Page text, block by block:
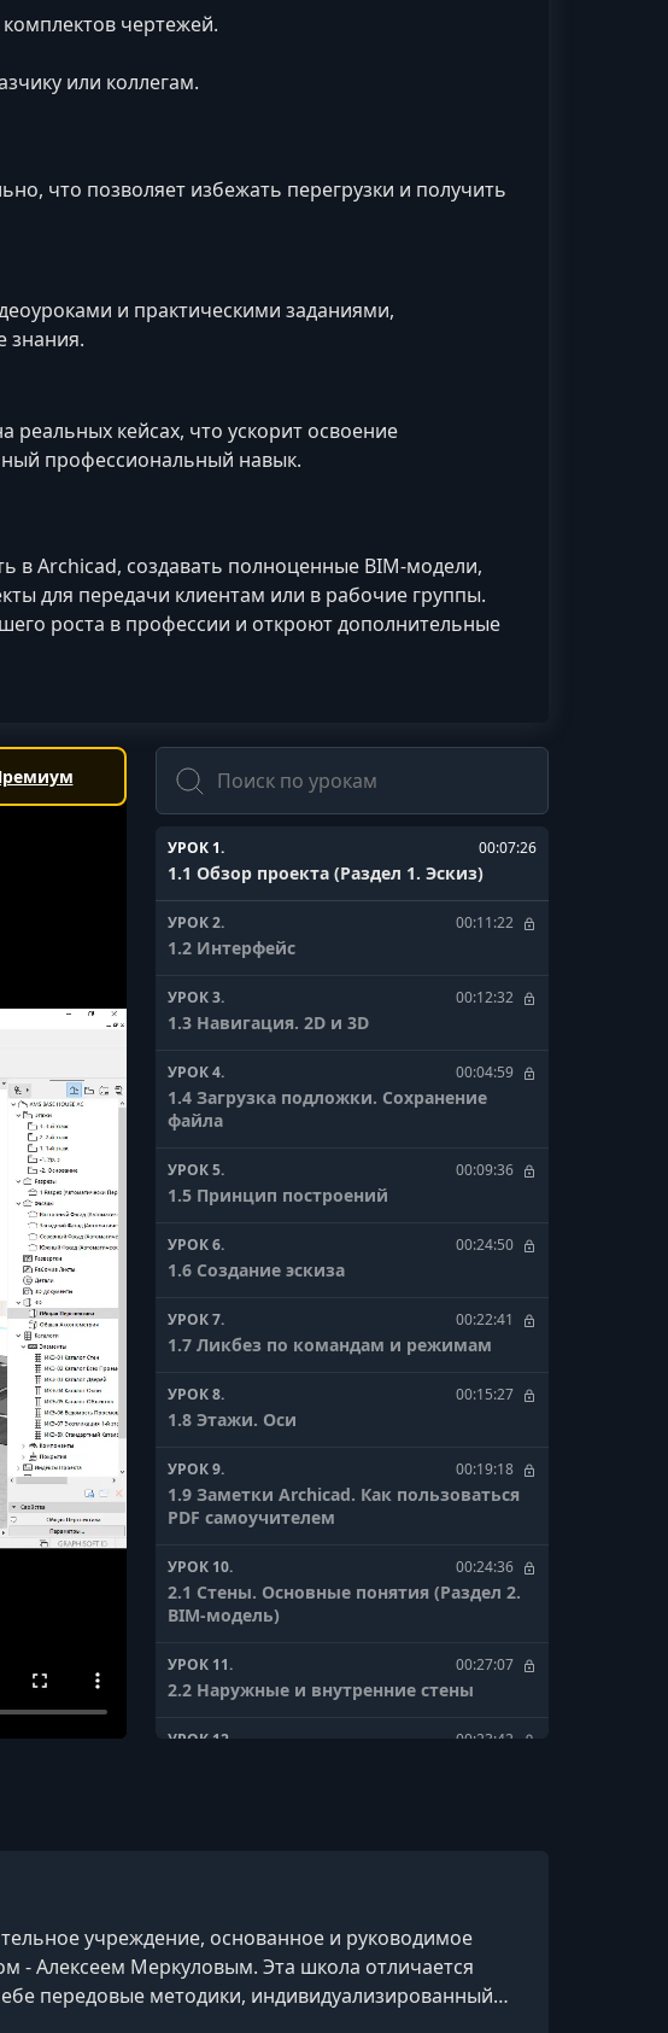
чертежей.
или коллегам.
что позволяет избежать перегрузки и получить
и практическими заданиями,
знания.
кейсах, что ускорит освоение
профессиональный навык.
в Archicad, создавать полноценные BIM‑модели,
для передачи клиентам или в рабочие группы.
роста в профессии и откроют дополнительные
Поиск
УРОК 1. 00:07:26
1.1 Обзор проекта (Раздел 1. Эскиз)
УРОК 2. 00:11:22
1.2 Интерфейс
УРОК 3. 00:12:32
1.3 Навигация. 2D и 3D
УРОК 4. 00:04:59
1.4 Загрузка подложки. Сохранение
файла
УРОК 5. 00:09:36
1.5 Принцип построений
УРОК 6. 00:24:50
1.6 Создание эскиза
УРОК 7. 00:22:41
1.7 Ликбез по командам и режимам
УРОК 8. 00:15:27
1.8 Этажи. Оси
УРОК 9. 00:19:18
1.9 Заметки Archicad. Как пользоваться
PDF самоучителем
УРОК 10. 00:24:36
2.1 Стены. Основные понятия (Раздел 2.
BIM-модель)
УРОК 11. 00:27:07
2.2 Наружные и внутренние стены
УРОК 12. 00:23:42
УРОК 15. 00:09:15
2.6 Двери. Настройка
учреждение, основанное и руководимое
- Алексеем Меркуловым. Эта школа отличается
передовые методики, индивидуализированный